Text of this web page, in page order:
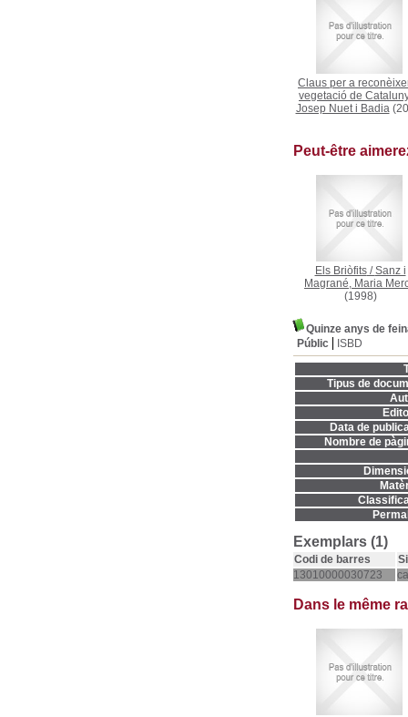
Claus per a
vegetació de
Josep Nuet i Badia
Peut-être
Els Briòfits/Sanz i
Magrané, Maria
(1998)
Quinze anys de
Públic
ISBD
Tipus de
Data de
Nombre de
Exemplars (1)
Codi de barres
13010000030723
Dans le même